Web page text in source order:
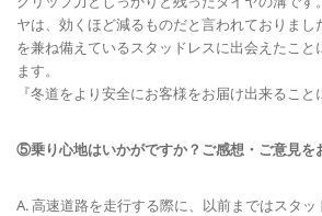
ヤは、効くほど減るものだと言われておりま
を兼ね備えているスタッドレスに出会えたこと
ます。
『冬道をより安全にお客様をお届け出来ること
⑤乗り心地はいかがですか？ご感想・ご意見を
A. 高速道路を走行する際に、以前まではスタ